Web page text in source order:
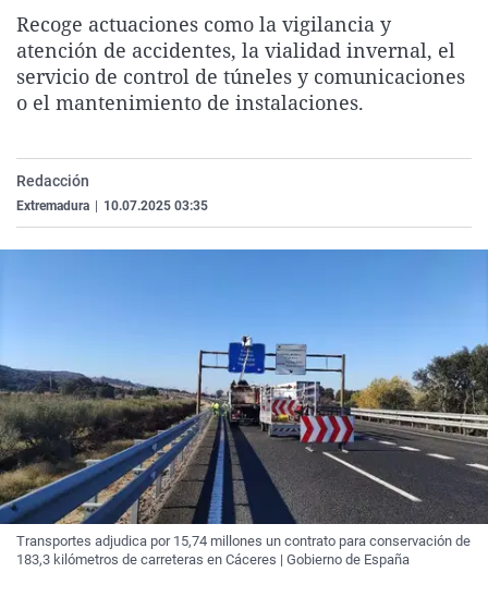
La rosa de los vientos
Gente viajera
Como el perro y el
Caso
Retornados
Equipo de
Extremadura
Galicia
La Rioja
Virales
Televisión
Elecciones
Recoge actuaciones como la vigilancia y
atención de accidentes, la vialidad invernal, el
servicio de control de túneles y comunicaciones
o el mantenimiento de instalaciones.
Redacción
Extremadura 10.07.2025 03:35
Transportes adjudica por 15,74 millones un contrato para conservación de
183,3 kilómetros de carreteras en Cáceres | Gobierno de España